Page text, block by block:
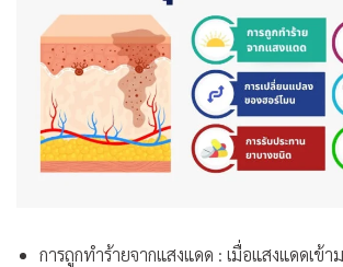
การถูกทำร้ายจากแสงแดด : เมื่อแสงแดดเข้